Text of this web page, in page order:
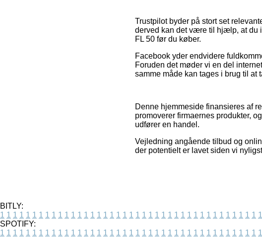
Trustpilot byder på stort set
derved kan det være til hjælp, at du
FL 50 før du køber.
Facebook yder endvidere
Foruden det møder vi en del
samme måde kan tages i brug til at
Denne hjemmeside finansieres af
promoverer firmaernes produkter,
udfører en handel.
Vejledning angående tilbud og
der potentielt er lavet siden vi
BITLY:
1 1 1 1 1 1 1 1 1 1 1 1 1 1 1 1 1 1 1 1 1 1 1 1 1 1 1 1 1 1 1 1 1 1 1 1 1 1 1 1 1
SPOTIFY:
1 1 1 1 1 1 1 1 1 1 1 1 1 1 1 1 1 1 1 1 1 1 1 1 1 1 1 1 1 1 1 1 1 1 1 1 1 1 1 1 1